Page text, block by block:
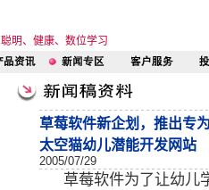
聪明、健康、数位学习
草莓软件新企划，推出专
太空猫幼儿潜能开发网站
2005/07/29
草莓软件为了让幼儿